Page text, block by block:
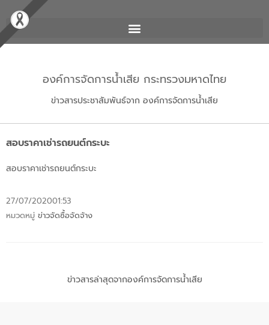
องค์การจัดการน้ำเสีย กระทรวงมหาดไทย
ข่าวสารประชาสัมพันธ์จาก องค์การจัดการน้ำเสีย
สอบราคาเช่ารถยนต์กระบะ
สอบราคาเช่ารถยนต์กระบะ
27/07/202001:53
หมวดหมู่ ข่าวจัดซื้อจัดจ้าง
ข่าวสารล่าสุดจากองค์การจัดการน้ำเสีย